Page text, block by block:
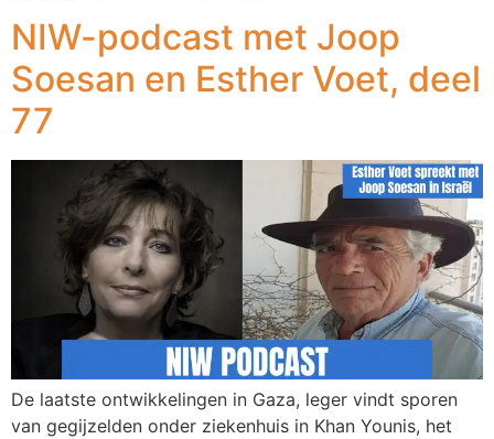
NIW-podcast met Joop
Soesan en Esther Voet, deel
77
De laatste ontwikkelingen in Gaza, leger vindt sporen
van gegijzelden onder ziekenhuis in Khan Younis, het